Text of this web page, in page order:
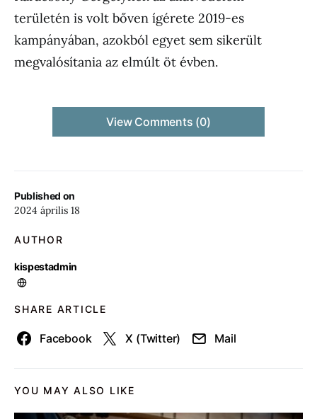
Published on
2024 április 18
AUTHOR
kispestadmin
SHARE ARTICLE
Facebook X (Twitter) Mail
területén is volt bőven ígérete 2019-es
kampányában, azokból egyet sem sikerült
megvalósítania az elmúlt öt évben.
View Comments (0)
YOU MAY ALSO LIKE